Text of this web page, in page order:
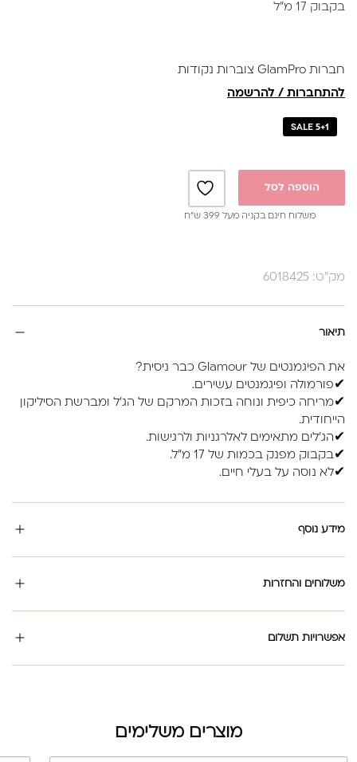
בקבוק 17 מ"ל
חברות GlamPro צוברות נקודות
להתחברות / להרשמה
SALE 5+1
הוספה לסל
משלוח חינם בקניה מעל 399 ש”ח
מק"ט: 6018425
תיאור
את הפיגמנטים של Glamour כבר ניסית?
✔פורמולה ופיגמנטים עשירים.
✔מריחה כיפית ונוחה בזכות המרקם של הג'ל ומברשת הסיליקון
הייחודית.
✔הג'לים מתאימים לאלרגניות ולרגישות.
✔בקבוק מפנק בכמות של 17 מ"ל.
✔לא נוסה על בעלי חיים.
מידע נוסף
משלוחים והחזרות
אפשרויות תשלום
מוצרים משלימים